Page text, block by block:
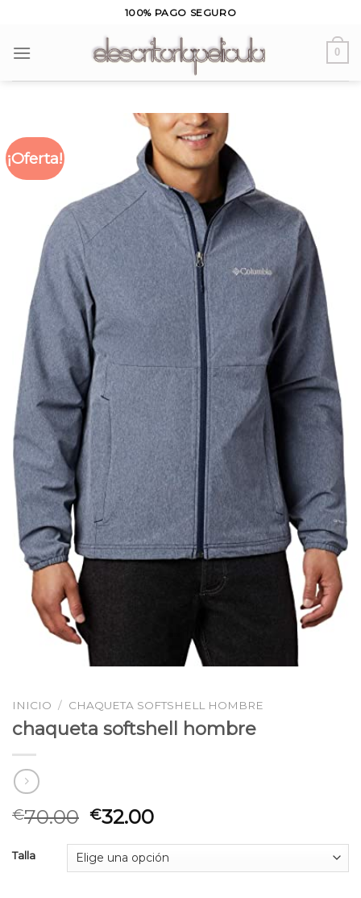
content
100% PAGO SEGURO
0
¡Oferta!
INICIO / CHAQUETA SOFTSHELL HOMBRE
chaqueta softshell hombre
€70.00 €32.00
Talla